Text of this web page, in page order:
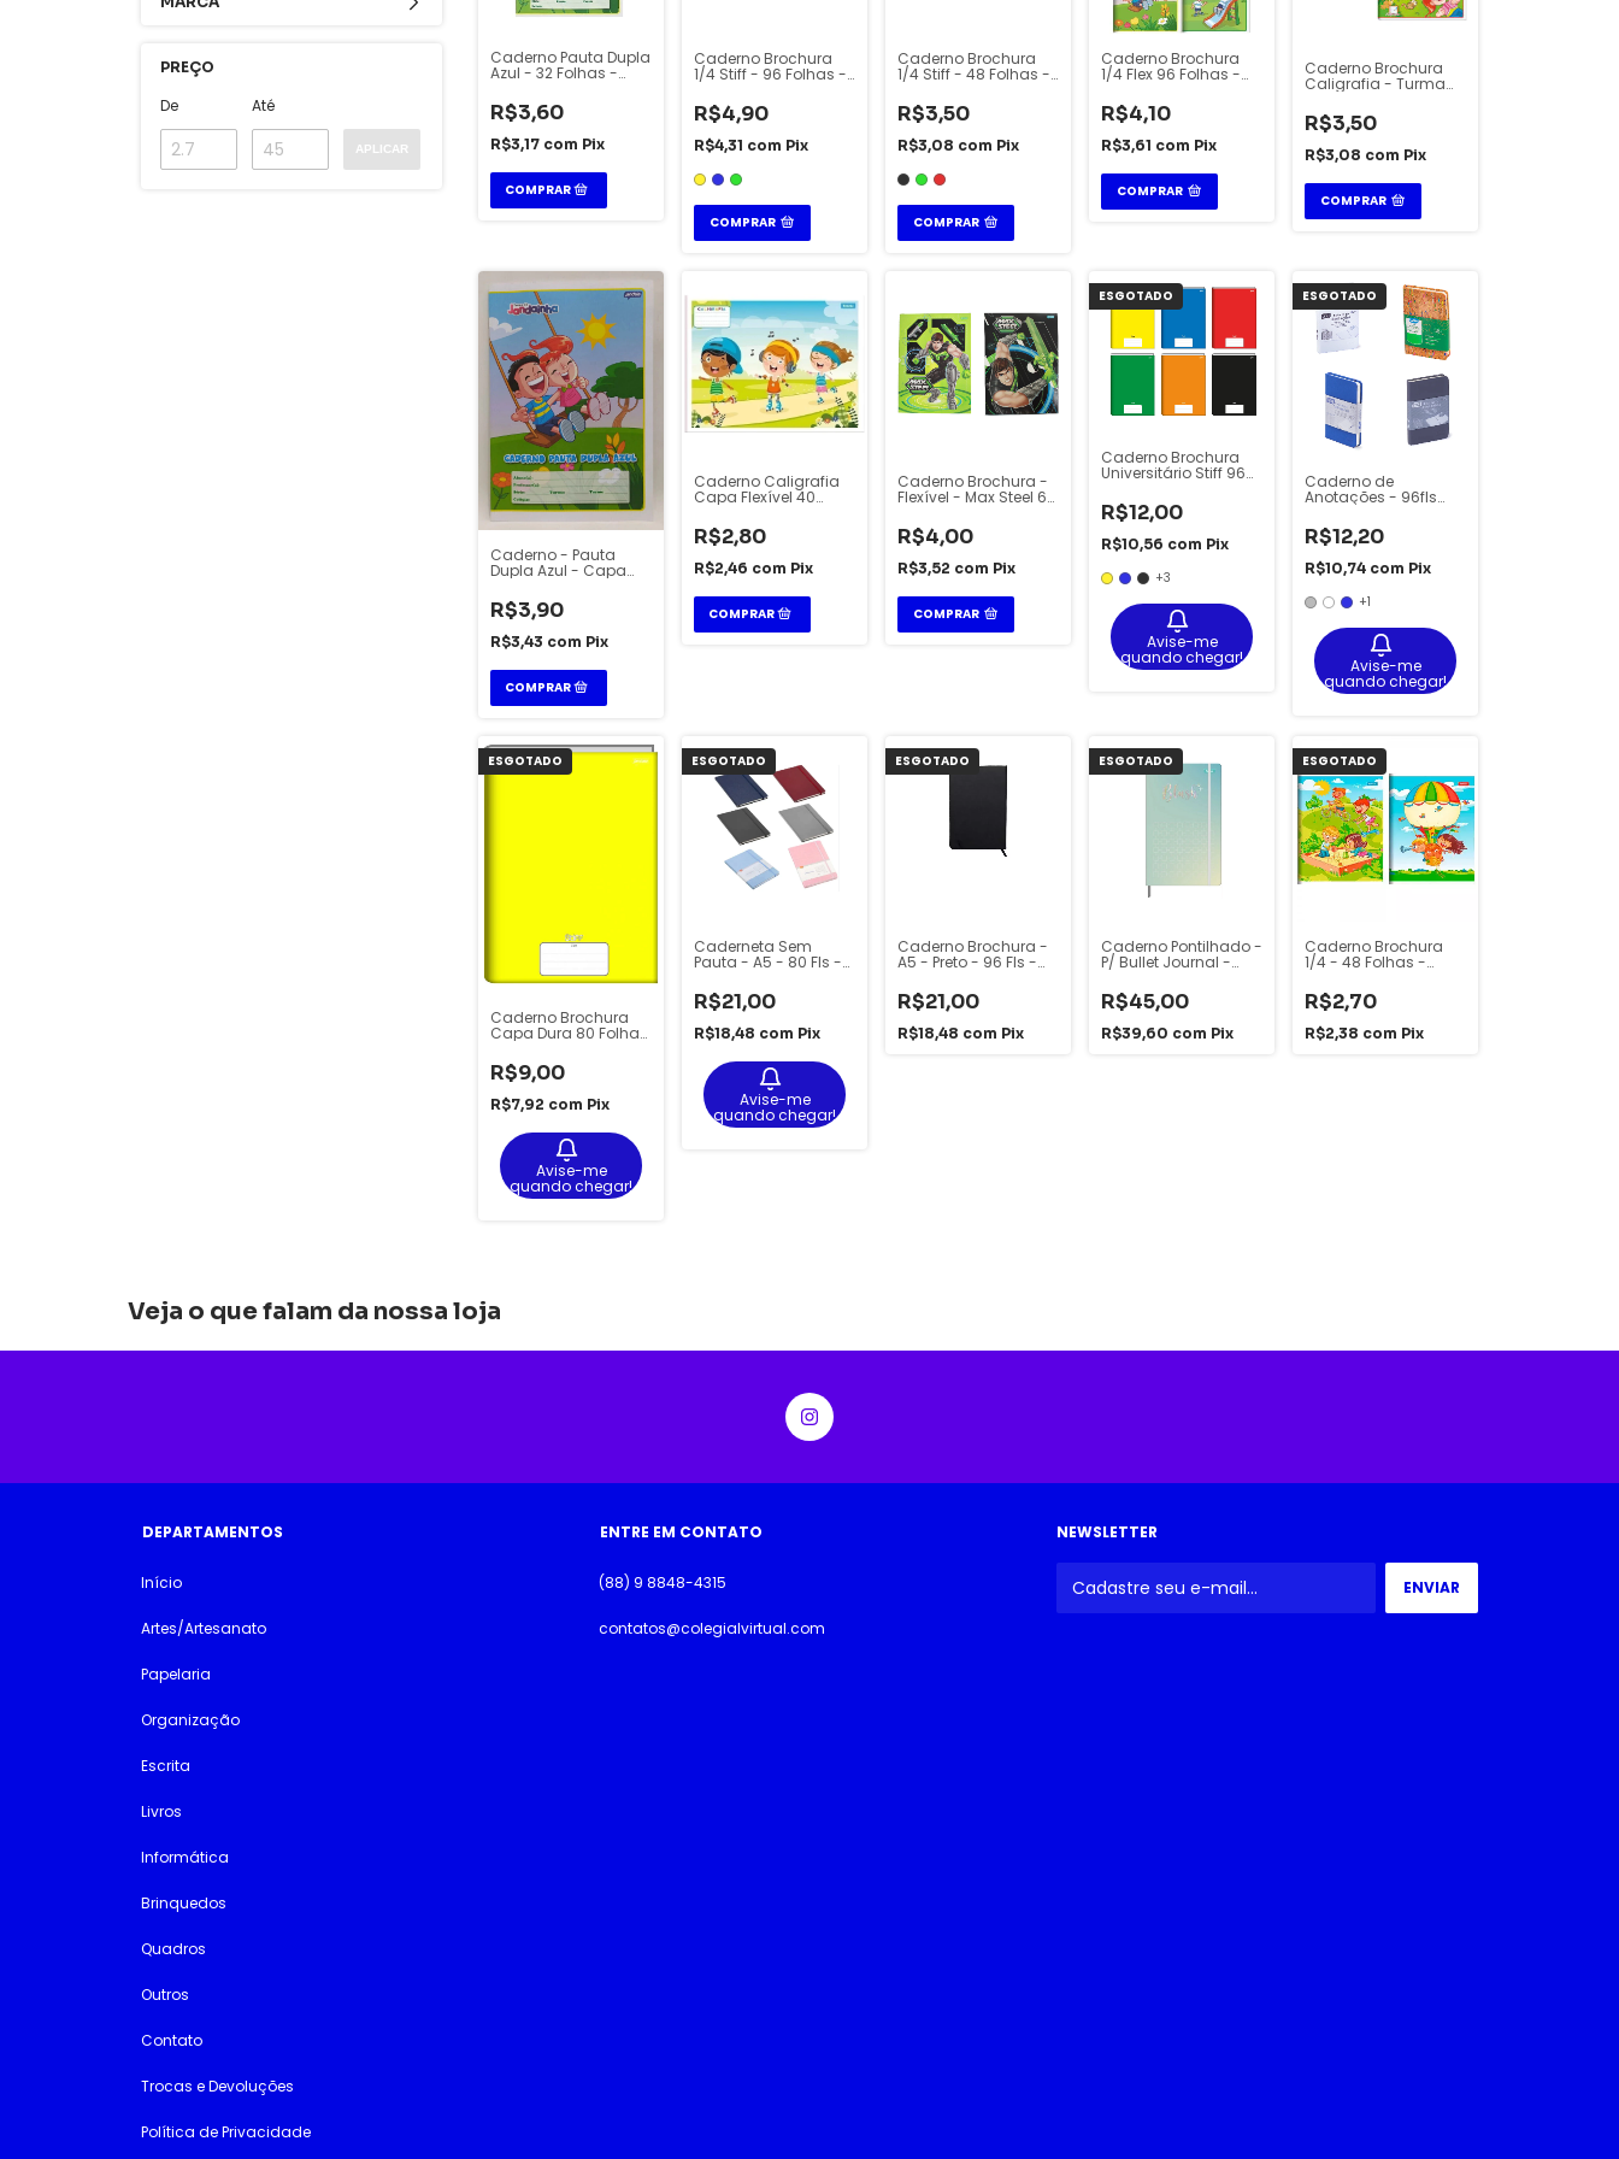
PREÇO
De Até
APLICAR
Caderno Pauta Dupla
Azul - 32 Folhas -
Capa Flexível -
Jandaia
R$3,60
R$3,17 com Pix
Caderno Brochura
1/4 Stiff - 96 Folhas -
R$4,90
R$4,31 com Pix
COMPRAR
Caderno Brochura
1/4 Stiff - 48 Folhas -
R$3,50
R$3,08 com Pix
COMPRAR
Caderno Brochura
1/4 Flex 96 Folhas -
R$4,10
R$3,61 com Pix
COMPRAR
Caderno Brochura
Caligrafia - Turma
fls - Jandaia
R$3,50
R$3,08 com Pix
COMPRAR
Caderno - Pauta
Dupla Azul - Capa
Jandaia
R$3,90
R$3,43 com Pix
Caderno Caligrafia
Capa Flexível 40
R$2,80
R$2,46 com Pix
Caderno Brochura -
Flexível - Max Steel 60
R$4,00
R$3,52 com Pix
COMPRAR
ESGOTADO
Caderno Brochura
Universitário Stiff 96
R$12,00
R$10,56 com Pix
+3
Avise-me
quando chegar!
ESGOTADO
Caderno de
Anotações - 96fls
R$12,20
R$10,74 com Pix
+1
Avise-me
quando chegar!
ESGOTADO
Caderno Brochura
Capa Dura 80 Folhas
R$9,00
R$7,92 com Pix
Avise-me
quando chegar!
ESGOTADO
Caderneta Sem
Pauta - A5 - 80 Fls -
R$21,00
R$18,48 com Pix
Avise-me
quando chegar!
ESGOTADO
Caderno Brochura -
A5 - Preto - 96 Fls -
R$21,00
R$18,48 com Pix
ESGOTADO
Caderno Pontilhado -
P/ Bullet Journal -
Foroni
R$45,00
R$39,60 com Pix
ESGOTADO
Caderno Brochura
1/4 - 48 Folhas -
R$2,70
R$2,38 com Pix
Veja o que falam da nossa loja
DEPARTAMENTOS
Início
Artes/Artesanato
Papelaria
Organização
Escrita
Livros
Informática
Brinquedos
Quadros
Outros
Contato
Trocas e Devoluções
Política de Privacidade
ENTRE EM CONTATO
(88) 9 8848-4315
contatos@colegialvirtual.com
NEWSLETTER